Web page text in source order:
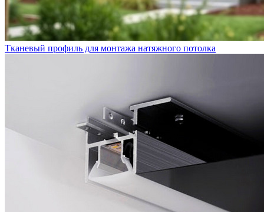
Тканевый профиль для монтажа натяжного потолка